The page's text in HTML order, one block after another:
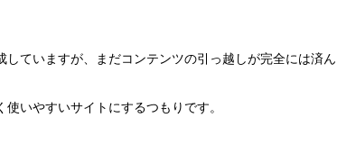
ていますが、まだコンテンツの引っ越しが完全には済ん
いやすいサイトにするつもりです。